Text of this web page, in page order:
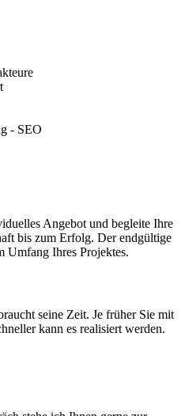
- SEO
Angebot und begleite Ihre
bis zum Erfolg. Der endgültige
Umfang Ihres Projektes.
seine Zeit. Je früher Sie mit
kann es realisiert werden.